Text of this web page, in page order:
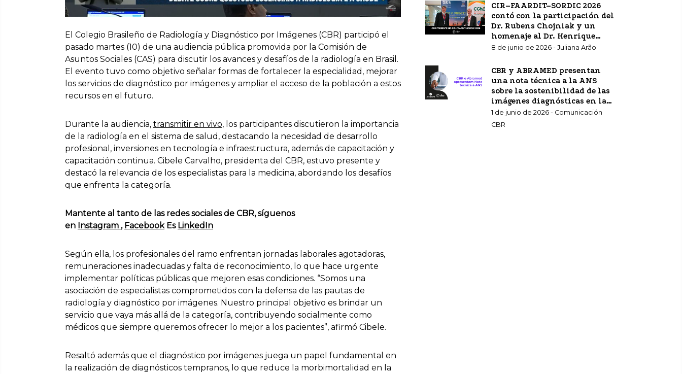
El Colegio Brasileño de Radiología y Diagnóstico por Imágenes (CBR) participó el
pasado martes (10) de una audiencia pública promovida por la Comisión de
Asuntos Sociales (CAS) para discutir los avances y desafíos de la radiología en Brasil.
El evento tuvo como objetivo señalar formas de fortalecer la especialidad, mejorar
los servicios de diagnóstico por imágenes y ampliar el acceso de la población a estos
recursos en el futuro.
Durante la audiencia, transmitir en vivo, los participantes discutieron la importancia
de la radiología en el sistema de salud, destacando la necesidad de desarrollo
profesional, inversiones en tecnología e infraestructura, además de capacitación y
capacitación continua. Cibele Carvalho, presidenta del CBR, estuvo presente y
destacó la relevancia de los especialistas para la medicina, abordando los desafíos
que enfrenta la categoría.
Mantente al tanto de las redes sociales de CBR, síguenos
en Instagram , FacebookEs LinkedIn
Según ella, los profesionales del ramo enfrentan jornadas laborales agotadoras,
remuneraciones inadecuadas y falta de reconocimiento, lo que hace urgente
implementar políticas públicas que mejoren esas condiciones. “Somos una
asociación de especialistas comprometidos con la defensa de las pautas de
radiología y diagnóstico por imágenes. Nuestro principal objetivo es brindar un
servicio que vaya más allá de la categoría, contribuyendo socialmente como
médicos que siempre queremos ofrecer lo mejor a los pacientes”, afirmó Cibele.
Resaltó además que el diagnóstico por imágenes juega un papel fundamental en
la realización de diagnósticos tempranos, lo que reduce la morbimortalidad en la
CIR–FAARDIT–SORDIC 2026
contó con la participación del
Dr. Rubens Chojniak y un
homenaje al Dr. Henrique
Carrete Jr.
8 de junio de 2026 - Juliana Arão
CBR y ABRAMED presentan
una nota técnica a la ANS
sobre la sostenibilidad de las
imágenes diagnósticas en la
atención sanitaria
complementaria.
1 de junio de 2026 - Comunicación
CBR